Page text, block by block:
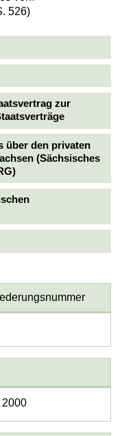
526)
zur
über den privaten
(Sächsisches
2000